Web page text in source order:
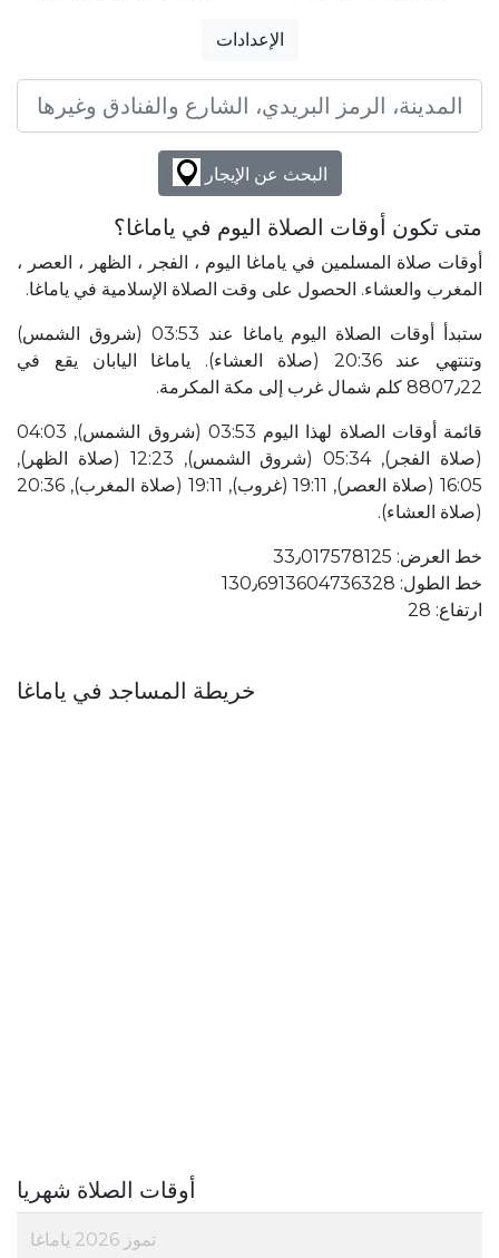
الإعدادات
البحث عن الإيجار
متى تكون أوقات الصلاة اليوم في ياماغا؟
أوقات صلاة المسلمين في ياماغا اليوم ، الفجر ، الظهر ، العصر ،
المغرب والعشاء. الحصول على وقت الصلاة الإسلامية في ياماغا.
ستبدأ أوقات الصلاة اليوم ياماغا عند 03:53 (شروق الشمس)
وتنتهي عند 20:36 (صلاة العشاء). ياماغا اليابان يقع في
8807٫22 كلم شمال غرب إلى مكة المكرمة.
قائمة أوقات الصلاة لهذا اليوم 03:53 (شروق الشمس), 04:03
(صلاة الفجر), 05:34 (شروق الشمس), 12:23 (صلاة الظهر),
16:05 (صلاة العصر), 19:11 (غروب), 19:11 (صلاة المغرب), 20:36
(صلاة العشاء).
خط العرض: 33٫017578125
خط الطول: 130٫6913604736328
ارتفاع: 28
خريطة المساجد في ياماغا
أوقات الصلاة شهريا
تموز 2026 ياماغا